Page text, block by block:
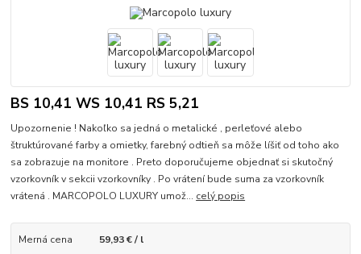
BS 10,41 WS 10,41 RS 5,21
Upozornenie ! Nakoľko sa jedná o metalické , perleťové alebo
štruktúrované farby a omietky, farebný odtieň sa môže líšiť od toho ako
sa zobrazuje na monitore . Preto doporučujeme objednať si skutočný
vzorkovník v sekcii vzorkovníky . Po vrátení bude suma za vzorkovník
vrátená . MARCOPOLO LUXURY umož... celý popis
Merná cena
59,93 € / l